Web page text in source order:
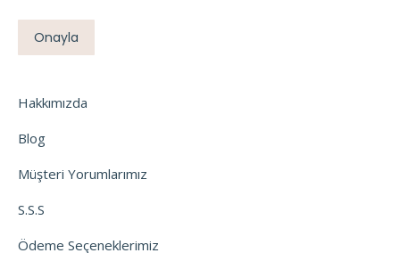
Onayla
Hakkımızda
Blog
Müşteri Yorumlarımız
S.S.S
Ödeme Seçeneklerimiz